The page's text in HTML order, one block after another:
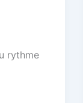
rythme